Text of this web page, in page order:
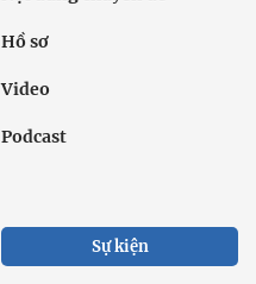
Hồ sơ
Video
Podcast
Sự kiện